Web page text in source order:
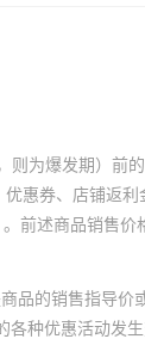
则为爆发期）
惠券、店铺
述商品销售
的销售指导价
种优惠活动发生